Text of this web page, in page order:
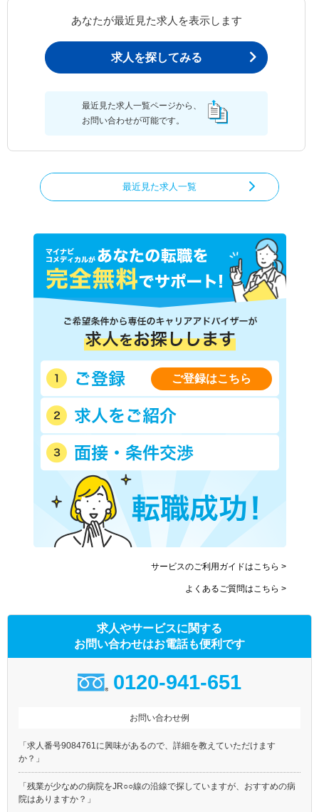
あなたが最近見た求人を表示します
求人を探してみる
最近見た求人一覧ページから、
お問い合わせが可能です。
最近見た求人一覧
ご登録はこちら
サービスのご利用ガイドはこちら >
よくあるご質問はこちら >
求人やサービスに関する
お問い合わせはお電話も便利です
0120-941-651
お問い合わせ例
「求人番号9084761に興味があるので、詳細を教えていただけます
か？」
「残業が少なめの病院をJR○○線の沿線で探していますが、おすすめの病
院はありますか？」